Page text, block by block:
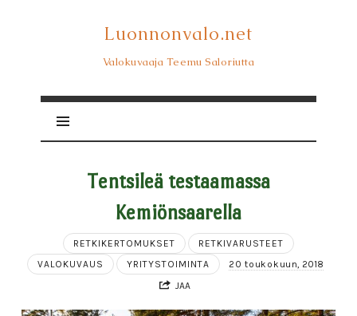
Luonnonvalo.net
Luonnonvalo.net
Valokuvaaja Teemu Saloriutta
Tentsileä testaamassa
Kemiönsaarella
RETKIKERTOMUKSET
RETKIVARUSTEET
VALOKUVAUS
YRITYSTOIMINTA
20 toukokuun, 2018
JAA